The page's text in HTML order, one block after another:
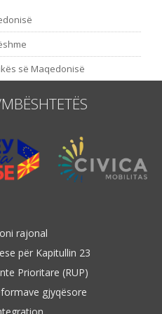
së Maqedonisë
rajonal
për Kapitullin 23
Prioritare (RUP)
gjyqësore